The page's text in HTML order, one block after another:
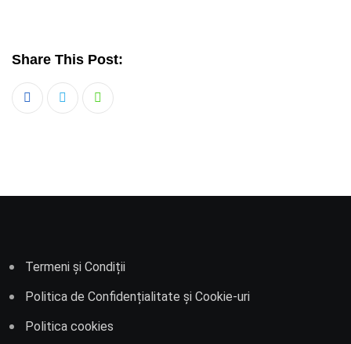
Share This Post:
Whatsapp
Termeni și Condiții
Politica de Confidențialitate și Cookie-uri
Politica cookies